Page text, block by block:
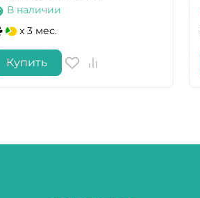
В наличии
x 3 мес.
Купить